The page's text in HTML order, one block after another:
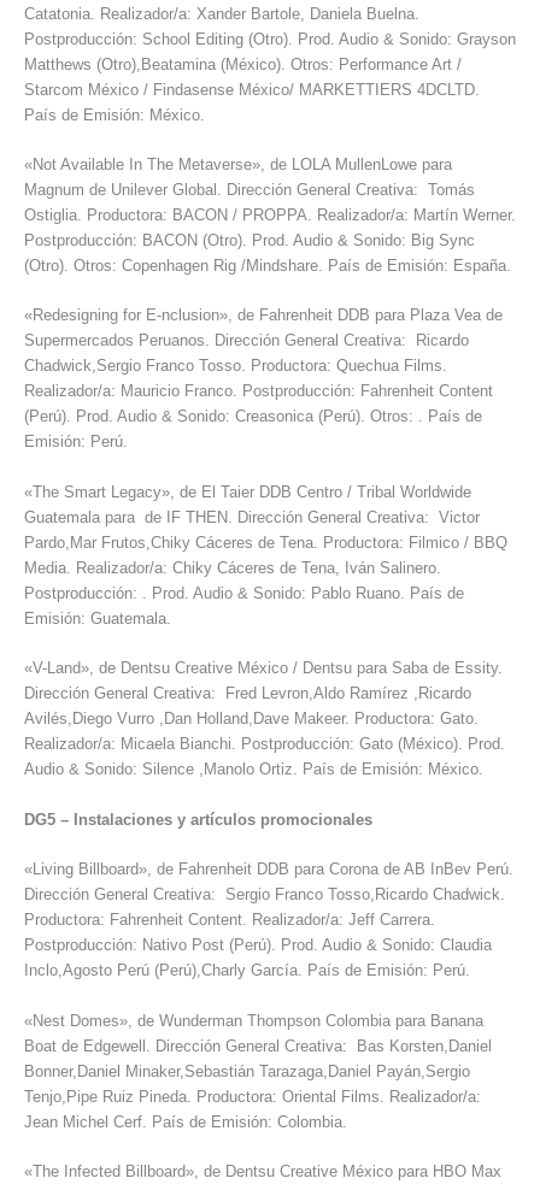
Catatonia. Realizador/a: Xander Bartole, Daniela Buelna.
Postproducción: School Editing (Otro). Prod. Audio & Sonido: Grayson
Matthews (Otro),Beatamina (México). Otros: Performance Art /
Starcom México / Findasense México/ MARKETTIERS 4DCLTD.
País de Emisión: México.
«Not Available In The Metaverse», de LOLA MullenLowe para
Magnum de Unilever Global. Dirección General Creativa: Tomás
Ostiglia. Productora: BACON / PROPPA. Realizador/a: Martín Werner.
Postproducción: BACON (Otro). Prod. Audio & Sonido: Big Sync
(Otro). Otros: Copenhagen Rig /Mindshare. País de Emisión: España.
«Redesigning for E-nclusion», de Fahrenheit DDB para Plaza Vea de
Supermercados Peruanos. Dirección General Creativa: Ricardo
Chadwick,Sergio Franco Tosso. Productora: Quechua Films.
Realizador/a: Mauricio Franco. Postproducción: Fahrenheit Content
(Perú). Prod. Audio & Sonido: Creasonica (Perú). Otros: . País de
Emisión: Perú.
«The Smart Legacy», de El Taier DDB Centro / Tribal Worldwide
Guatemala para de IF THEN. Dirección General Creativa: Victor
Pardo,Mar Frutos,Chiky Cáceres de Tena. Productora: Filmico / BBQ
Media. Realizador/a: Chiky Cáceres de Tena, Iván Salinero.
Postproducción: . Prod. Audio & Sonido: Pablo Ruano. País de
Emisión: Guatemala.
«V-Land», de Dentsu Creative México / Dentsu para Saba de Essity.
Dirección General Creativa: Fred Levron,Aldo Ramírez ,Ricardo
Avilés,Diego Vurro ,Dan Holland,Dave Makeer. Productora: Gato.
Realizador/a: Micaela Bianchi. Postproducción: Gato (México). Prod.
Audio & Sonido: Silence ,Manolo Ortiz. País de Emisión: México.
DG5 – Instalaciones y artículos promocionales
«Living Billboard», de Fahrenheit DDB para Corona de AB InBev Perú.
Dirección General Creativa: Sergio Franco Tosso,Ricardo Chadwick.
Productora: Fahrenheit Content. Realizador/a: Jeff Carrera.
Postproducción: Nativo Post (Perú). Prod. Audio & Sonido: Claudia
Inclo,Agosto Perú (Perú),Charly García. País de Emisión: Perú.
«Nest Domes», de Wunderman Thompson Colombia para Banana
Boat de Edgewell. Dirección General Creativa: Bas Korsten,Daniel
Bonner,Daniel Minaker,Sebastián Tarazaga,Daniel Payán,Sergio
Tenjo,Pipe Ruiz Pineda. Productora: Oriental Films. Realizador/a:
Jean Michel Cerf. País de Emisión: Colombia.
«The Infected Billboard», de Dentsu Creative México para HBO Max